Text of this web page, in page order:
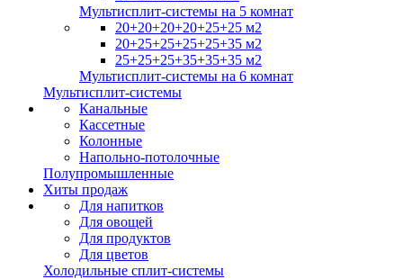
Мультисплит-системы на 5 комнат
20+20+20+20+25+25 м2
20+25+25+25+25+35 м2
25+25+25+35+35+35 м2
Мультисплит-системы на 6 комнат
Мультисплит-системы
Канальные
Кассетные
Колонные
Напольно-потолочные
Полупромышленные
Хиты продаж
Для напитков
Для овощей
Для продуктов
Для цветов
Холодильные сплит-системы